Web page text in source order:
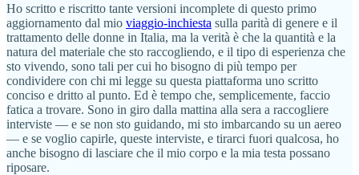
Ho scritto e riscritto tante versioni incomplete di questo primo
aggiornamento dal mio viaggio-inchiesta sulla parità di genere e il
trattamento delle donne in Italia, ma la verità è che la quantità e la
natura del materiale che sto raccogliendo, e il tipo di esperienza che
sto vivendo, sono tali per cui ho bisogno di più tempo per
condividere con chi mi legge su questa piattaforma uno scritto
conciso e dritto al punto. Ed è tempo che, semplicemente, faccio
fatica a trovare. Sono in giro dalla mattina alla sera a raccogliere
interviste — e se non sto guidando, mi sto imbarcando su un aereo
— e se voglio capirle, queste interviste, e tirarci fuori qualcosa, ho
anche bisogno di lasciare che il mio corpo e la mia testa possano
riposare.